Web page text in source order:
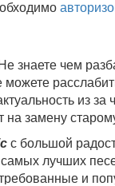
знаете чем
можете
из
на замену
с большой
лучших
и